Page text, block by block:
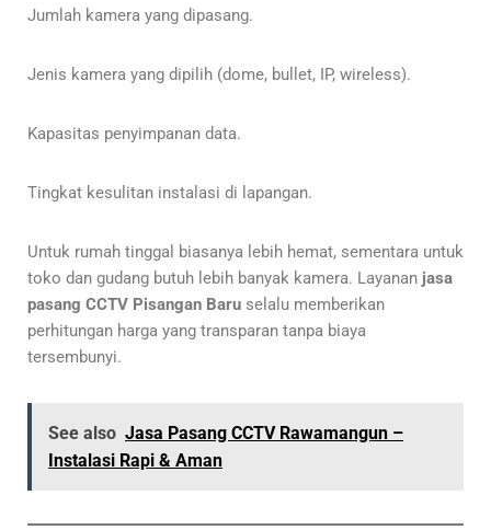
Jumlah kamera yang dipasang.
Jenis kamera yang dipilih (dome, bullet, IP, wireless).
Kapasitas penyimpanan data.
Tingkat kesulitan instalasi di lapangan.
Untuk rumah tinggal biasanya lebih hemat, sementara untuk
toko dan gudang butuh lebih banyak kamera. Layanan jasa
pasang CCTV Pisangan Baru selalu memberikan
perhitungan harga yang transparan tanpa biaya
tersembunyi.
See also Jasa Pasang CCTV Rawamangun –
Instalasi Rapi & Aman